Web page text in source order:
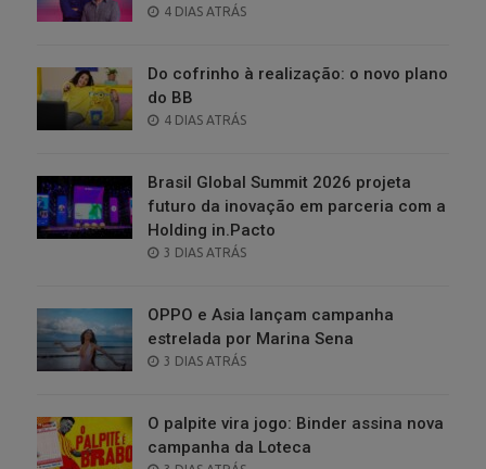
POSTED
4 DIAS ATRÁS
Do cofrinho à realização: o novo plano
do BB
POSTED
4 DIAS ATRÁS
Brasil Global Summit 2026 projeta
futuro da inovação em parceria com a
Holding in.Pacto
POSTED
3 DIAS ATRÁS
OPPO e Asia lançam campanha
estrelada por Marina Sena
POSTED
3 DIAS ATRÁS
O palpite vira jogo: Binder assina nova
campanha da Loteca